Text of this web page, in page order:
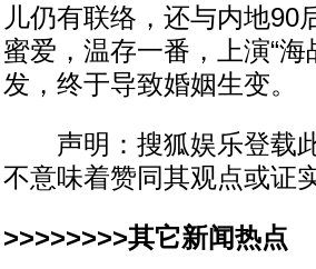
儿仍有联络，还与内地90
蜜爱，温存一番，上演“
发，终于导致婚姻生变。
声明：搜狐娱乐登载此
不意味着赞同其观点或证
>>>>>>>>其它新闻热点